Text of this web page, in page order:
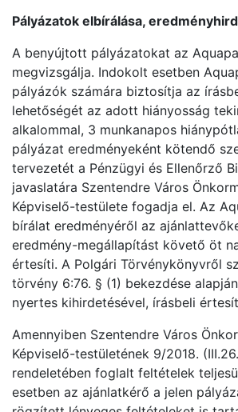
Pályázatok elbírálása,
A benyújtott pályázatokat az
megvizsgálja. Indokolt esetben
pályázók számára biztosítja az
lehetőségét az adott hiányosság
alkalommal, 3 munkanapos
pályázat eredményeként kötendő
tervezetét a Pénzügyi és Ellenőrző
javaslatára Szentendre Város
Képviselő-testülete fogadja el. Az
bírálat eredményéről az
eredmény-megállapítást követő öt
értesíti. A Polgári Törvénykönyvről
törvény 6:76. § (1) bekezdése
nyertes kihirdetésével, írásbeli
Amennyiben Szentendre Város
Képviselő-testületének 9/2018.
rendeletében foglalt feltételek
esetben az ajánlatkérő a jelen